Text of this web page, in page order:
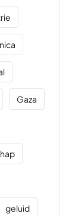
Gaza
geluid